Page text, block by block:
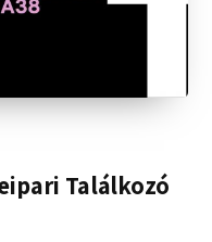
Találkozó